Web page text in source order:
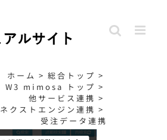
ホーム > 総合トップ >
W3 mimosa トップ >
他サービス連携 >
ネクストエンジン連携 >
受注データ連携